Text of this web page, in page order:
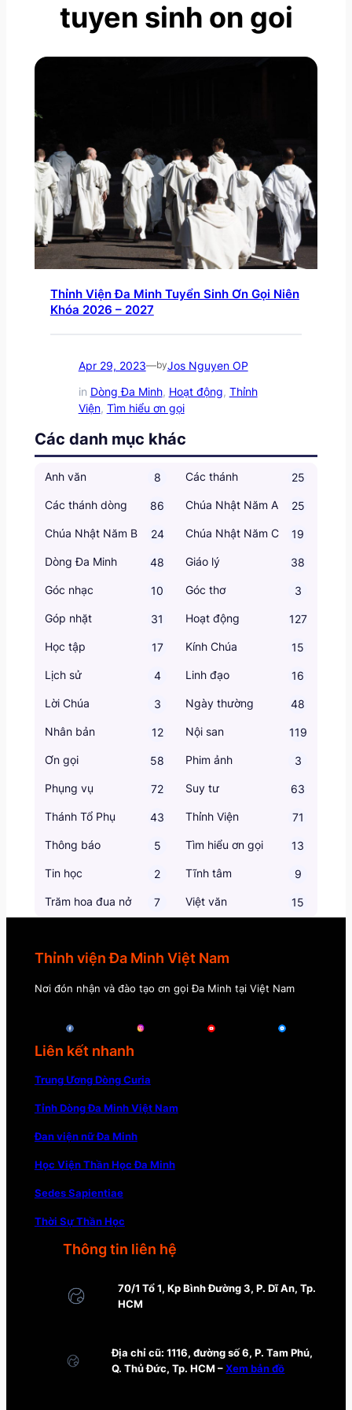
tuyen sinh on goi
Thỉnh Viện Đa Minh Tuyển Sinh Ơn Gọi Niên
Khóa 2026 – 2027
Apr 29, 2023—byJos Nguyen OP
in Dòng Đa Minh, Hoạt động, Thỉnh
Viện, Tìm hiểu ơn gọi
Các danh mục khác
Anh văn 8 Các thánh 25
Các thánh dòng 86 Chúa Nhật Năm A 25
Chúa Nhật Năm B 24 Chúa Nhật Năm C 19
Dòng Đa Minh 48 Giáo lý 38
Góc nhạc 10 Góc thơ 3
Góp nhặt 31 Hoạt động 127
Học tập 17 Kính Chúa 15
Lịch sử 4 Linh đạo 16
Lời Chúa 3 Ngày thường 48
Nhân bản 12 Nội san 119
Ơn gọi 58 Phim ảnh 3
Phụng vụ 72 Suy tư 63
Thánh Tổ Phụ 43 Thỉnh Viện 71
Thông báo 5 Tìm hiểu ơn gọi 13
Tin học 2 Tĩnh tâm 9
Trăm hoa đua nở 7 Việt văn 15
Thỉnh viện Đa Minh Việt Nam
Nơi đón nhận và đào tạo ơn gọi Đa Minh tại Việt Nam
Liên kết nhanh
Trung Ương Dòng Curia
Tỉnh Dòng Đa Minh Việt Nam
Đan viện nữ Đa Minh
Học Viện Thần Học Đa Minh
Sedes Sapientiae
Thời Sự Thần Học
Thông tin liên hệ
70/1 Tổ 1, Kp Bình Đường 3, P. Dĩ An, Tp.
HCM
Địa chỉ cũ: 1116, đường số 6, P. Tam Phú,
Q. Thủ Đức, Tp. HCM –Xem bản đồ